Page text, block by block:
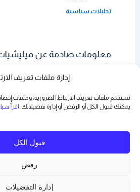
إدارة ملفات تعريف
نستخدم ملفات تعريف الارتباط الضرورية، وملفات
يمكنك قبول الكل أو الرفض أوإدارة تفضيلاتك. اقرأ
قبول الكل
رفض
إدارة التفضيلات
تحليلات سياسية
معلومات صادمة عن
الثوري الإيراني
تحليلات سياسية